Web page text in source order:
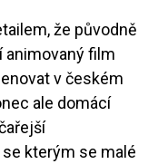
že původně
animovaný film
v českém
ale domácí
se kterým se malé